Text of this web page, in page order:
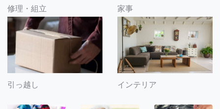
修理・組立 家事
引っ越し インテリア